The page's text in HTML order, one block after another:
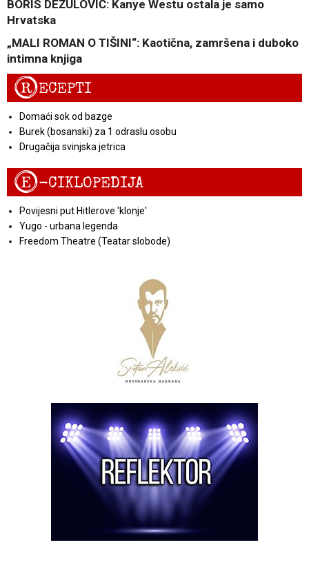
BORIS DEŽULOVIĆ: Kanye Westu ostala je samo
Hrvatska
„MALI ROMAN O TIŠINI“: Kaotična, zamršena i duboko
intimna knjiga
RECEPTI
Domaći sok od bazge
Burek (bosanski) za 1 odraslu osobu
Drugačija svinjska jetrica
E-CIKLOPEDIJA
Povijesni put Hitlerove 'klonje'
Yugo - urbana legenda
Freedom Theatre (Teatar slobode)